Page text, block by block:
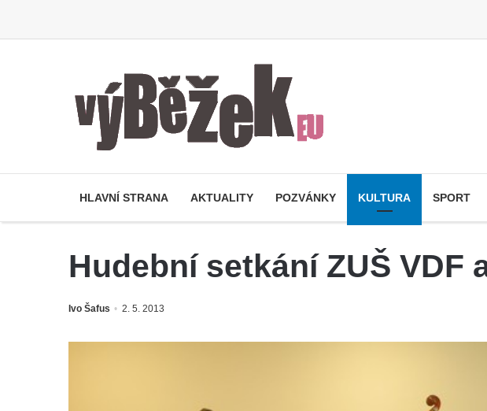
HLAVNÍ STRANA AKTUALITY POZVÁNKY KULTURA SPORT
Hudební setkání ZUŠ VDF
Ivo Šafus 2. 5. 2013